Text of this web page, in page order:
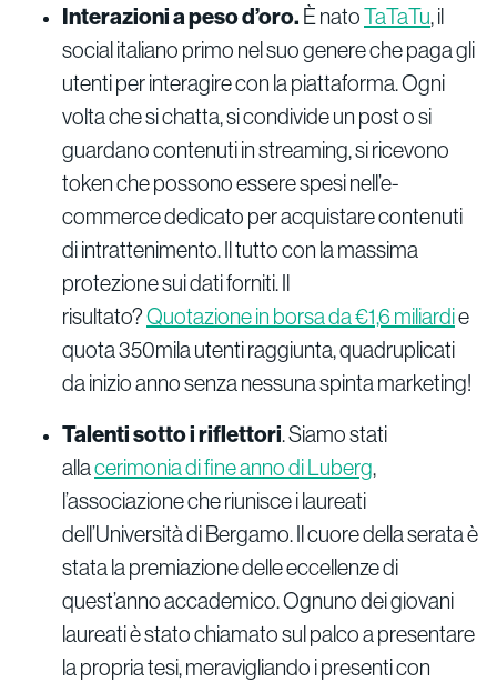
Interazioni a peso d’oro. È natoTaTaTu, il
social italiano primo nel suo genere che paga gli
utenti per interagire con la piattaforma. Ogni
volta che si chatta, si condivide un post o si
guardano contenuti in streaming, si ricevono
token che possono essere spesi nell’e-
commerce dedicato per acquistare contenuti
di intrattenimento. Il tutto con la massima
protezione sui dati forniti. Il
risultato?Quotazione in borsa da €1,6 miliardie
quota 350mila utenti raggiunta, quadruplicati
da inizio anno senza nessuna spinta marketing!
Talenti sotto i riflettori. Siamo stati
allacerimonia di fine anno di Luberg,
l’associazione che riunisce i laureati
dell’Università di Bergamo. Il cuore della serata è
stata la premiazione delle eccellenze di
quest’anno accademico. Ognuno dei giovani
laureati è stato chiamato sul palco a presentare
la propria tesi, meravigliando i presenti con